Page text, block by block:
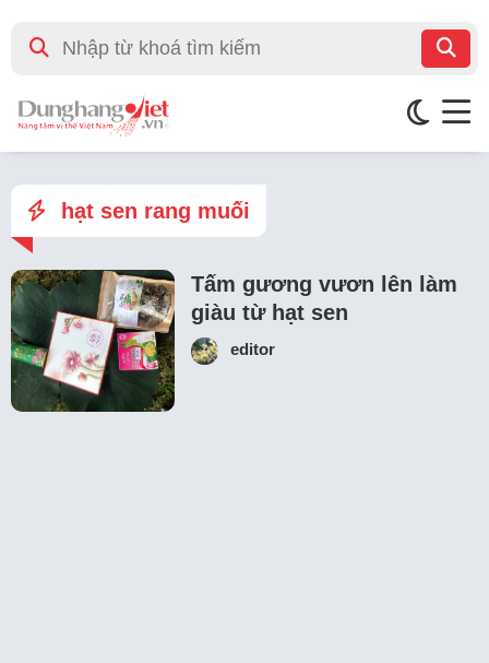
hạt sen rang muối
Tấm gương vươn lên làm
giàu từ hạt sen
editor